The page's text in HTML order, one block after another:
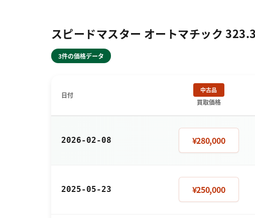
スピードマスター オートマチック
3件の価格データ
日付
中古品
買取価格
2026-02-08 ¥280,000
2025-05-23 ¥250,000